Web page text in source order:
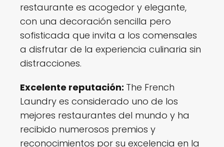
restaurante es acogedor y elegante,
con una decoración sencilla pero
sofisticada que invita a los comensales
a disfrutar de la experiencia culinaria sin
distracciones.
Excelente reputación: The French
Laundry es considerado uno de los
mejores restaurantes del mundo y ha
recibido numerosos premios y
reconocimientos por su excelencia en la